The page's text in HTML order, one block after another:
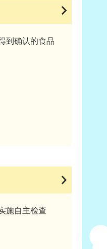
到确认的食品
施自主检查